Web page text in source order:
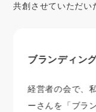
共創させていただい
ブランディン
経営者の会で、
ーさんを「ブラ